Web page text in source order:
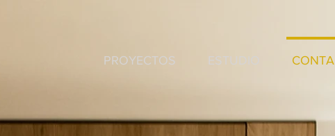
PROYECTOS ESTUDIO